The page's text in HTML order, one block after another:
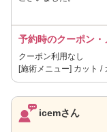
予約時のクーポン・
クーポン利用なし
[施術メニュー] カット /
icemさん